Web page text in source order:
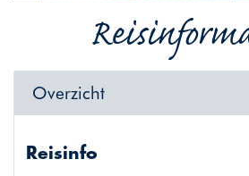
Overzicht
Reisinfo